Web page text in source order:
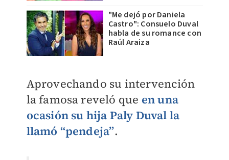
"Me dejó por Daniela
Castro": Consuelo Duval
habla de su romance con
Raúl Araiza
Aprovechando su intervención
la famosa reveló que en una
ocasión su hija Paly Duval la
llamó “pendeja”.